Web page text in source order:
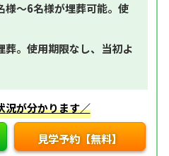
様～6名様が埋葬可能。使
葬。使用期限なし、当初よ
況が分かります／
見学予約【無料】